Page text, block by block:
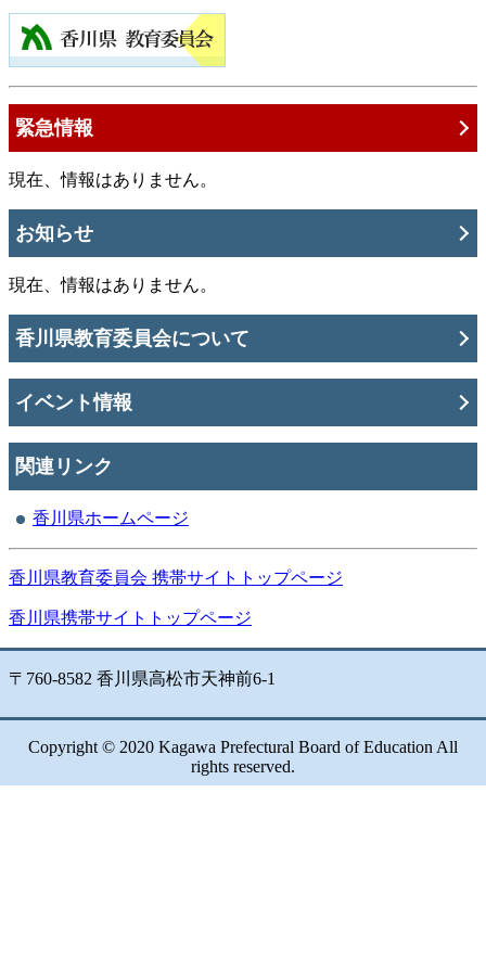
緊急情報
現在、情報はありません。
お知らせ
現在、情報はありません。
香川県教育委員会について
イベント情報
関連リンク
香川県ホームページ
香川県教育委員会 携帯サイトトップページ
香川県携帯サイトトップページ
〒760-8582 香川県高松市天神前6-1
Copyright © 2020 Kagawa Prefectural Board of Education All
rights reserved.